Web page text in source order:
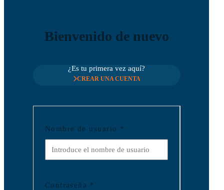
Bienvenido de nuevo
¿Es tu primera vez aquí?
CREAR UNA CUENTA
Nombre de usuario *
Contraseña *